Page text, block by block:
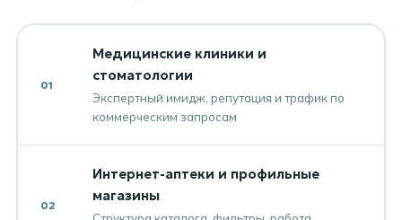
01
Медицинские клиники и
стоматологии
Экспертный имидж, репутация и трафик по
коммерческим запросам
02
Интернет-аптеки и профильные
магазины